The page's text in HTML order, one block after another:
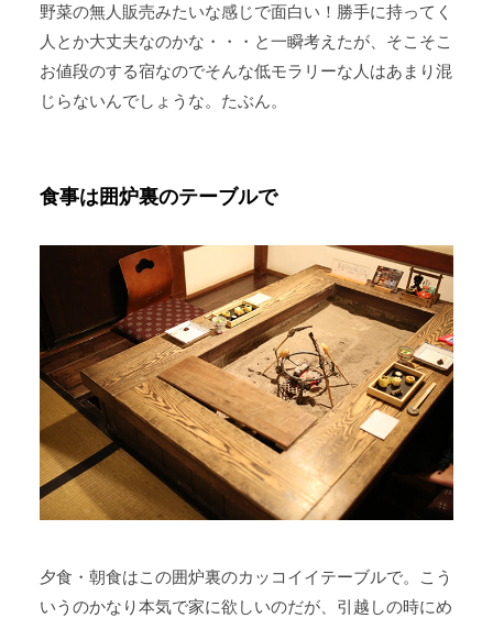
野菜の無人販売みたいな感じで面白い！勝手に持ってく
人とか大丈夫なのかな・・・と一瞬考えたが、そこそこ
お値段のする宿なのでそんな低モラリーな人はあまり混
じらないんでしょうな。たぶん。
食事は囲炉裏のテーブルで
夕食・朝食はこの囲炉裏のカッコイイテーブルで。こう
いうのかなり本気で家に欲しいのだが、引越しの時にめ